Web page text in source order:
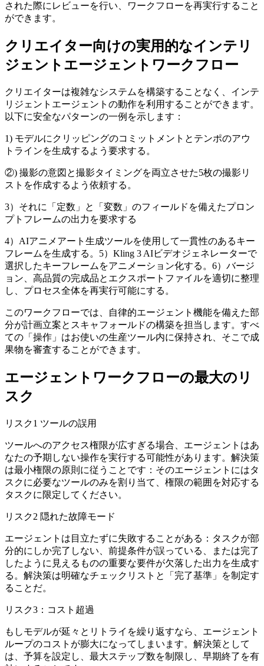
された際にレビューを行い、ワークフローを再実行すること
ができます。
クリエイター向けの実用的なインテリ
ジェントエージェントワークフロー
クリエイターは複雑なシステムを構築することなく、インテ
リジェントエージェントの動作を利用することができます。
以下に安全なパターンの一例を示します：
1) モデルにクリッピングのコミットメントとテンポのアウ
トラインを生成するよう要求する。
②) 撮影の意図と撮影タイミングを両立させた5枚の撮影リ
ストを作成するよう依頼する。
3）それに「定数」と「変数」のフィールドを備えたプロン
プトフレームの出力を要求する
4）AIアニメアート生成ツールを使用して一貫性のあるキー
フレームを生成する。5）Kling 3 AIビデオジェネレーターで
選択したキーフレームをアニメーション化する。6）バージ
ョン、高品質の完成品とエクスポートファイルを適切に整理
し、プロセス全体を再実行可能にする。
このワークフローでは、自律的エージェント機能を備えた部
分が計画立案とスキャフォールドの構築を担当します。すべ
ての「操作」はお使いの生産ツール内に保持され、そこで成
果物を審査することができます。
エージェントワークフローの最大のリ
スク
リスク1 ツールの誤用
ツールへのアクセス権限が広すぎる場合、エージェントはあ
なたの予期しない操作を実行する可能性があります。解決策
は最小権限の原則に従うことです：そのエージェントにはタ
スクに必要なツールのみを割り当て、権限の範囲を対応する
タスクに限定してください。
リスク2 隠れた故障モード
エージェントは目立たずに失敗することがある：タスクが部
分的にしか完了しない、前提条件が誤っている、または完了
したように見えるものの重要な要件が欠落した出力を生成す
る。解決策は明確なチェックリストと「完了基準」を制定す
ることだ。
リスク3：コスト超過
もしモデルが延々とリトライを繰り返すなら、エージェント
ループのコストが膨大になってしまいます。解決策として
は、予算を設定し、最大ステップ数を制限し、早期終了を有